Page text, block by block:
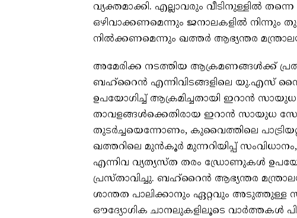
വ്യക്തമാക്കി. എല്ലാവരും വീടിനുള്ളില്‍
ഒഴിവാക്കണമെന്നും ജനാലകളില്‍ നിന്നും
നില്‍ക്കണമെന്നും ഖത്തര്‍ ആഭ്യന്തര
അമേരിക്ക നടത്തിയ ആക്രമണങ്ങള്‍ക്ക്
ബഹ്റൈന്‍ എന്നിവിടങ്ങളിലെ യു.എസ്
ഉപയോഗിച്ച് ആക്രമിച്ചതായി ഇറാന്‍
താവളങ്ങള്‍ക്കെതിരായ ഇറാന്‍ സായുധ
തുടര്‍ച്ചയെന്നോണം, കുവൈത്തിലെ
ഖത്തറിലെ മുന്‍കൂര്‍ മുന്നറിയിപ്പ്
എന്നിവ വ്യത്യസ്ത തരം ഡ്രോണുകള്‍
പ്രസ്താവിച്ചു. ബഹ്റൈന്‍ ആഭ്യന്തര
ശാന്തത പാലിക്കാനും ഏറ്റവും
ഔദ്യോഗിക ചാനലുകളിലൂടെ വാര്‍ത്തകള്‍